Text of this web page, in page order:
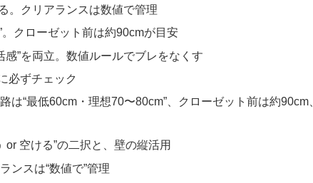
。クリアランスは数値で管理
クローゼット前は約90cmが目安
感”を両立。数値ルールでブレをなくす
必ずチェック
は“最低60cm・理想70〜80cm”、クローゼット前は約90cm、
or 空ける”の二択と、壁の縦活用
ンスは“数値で”管理